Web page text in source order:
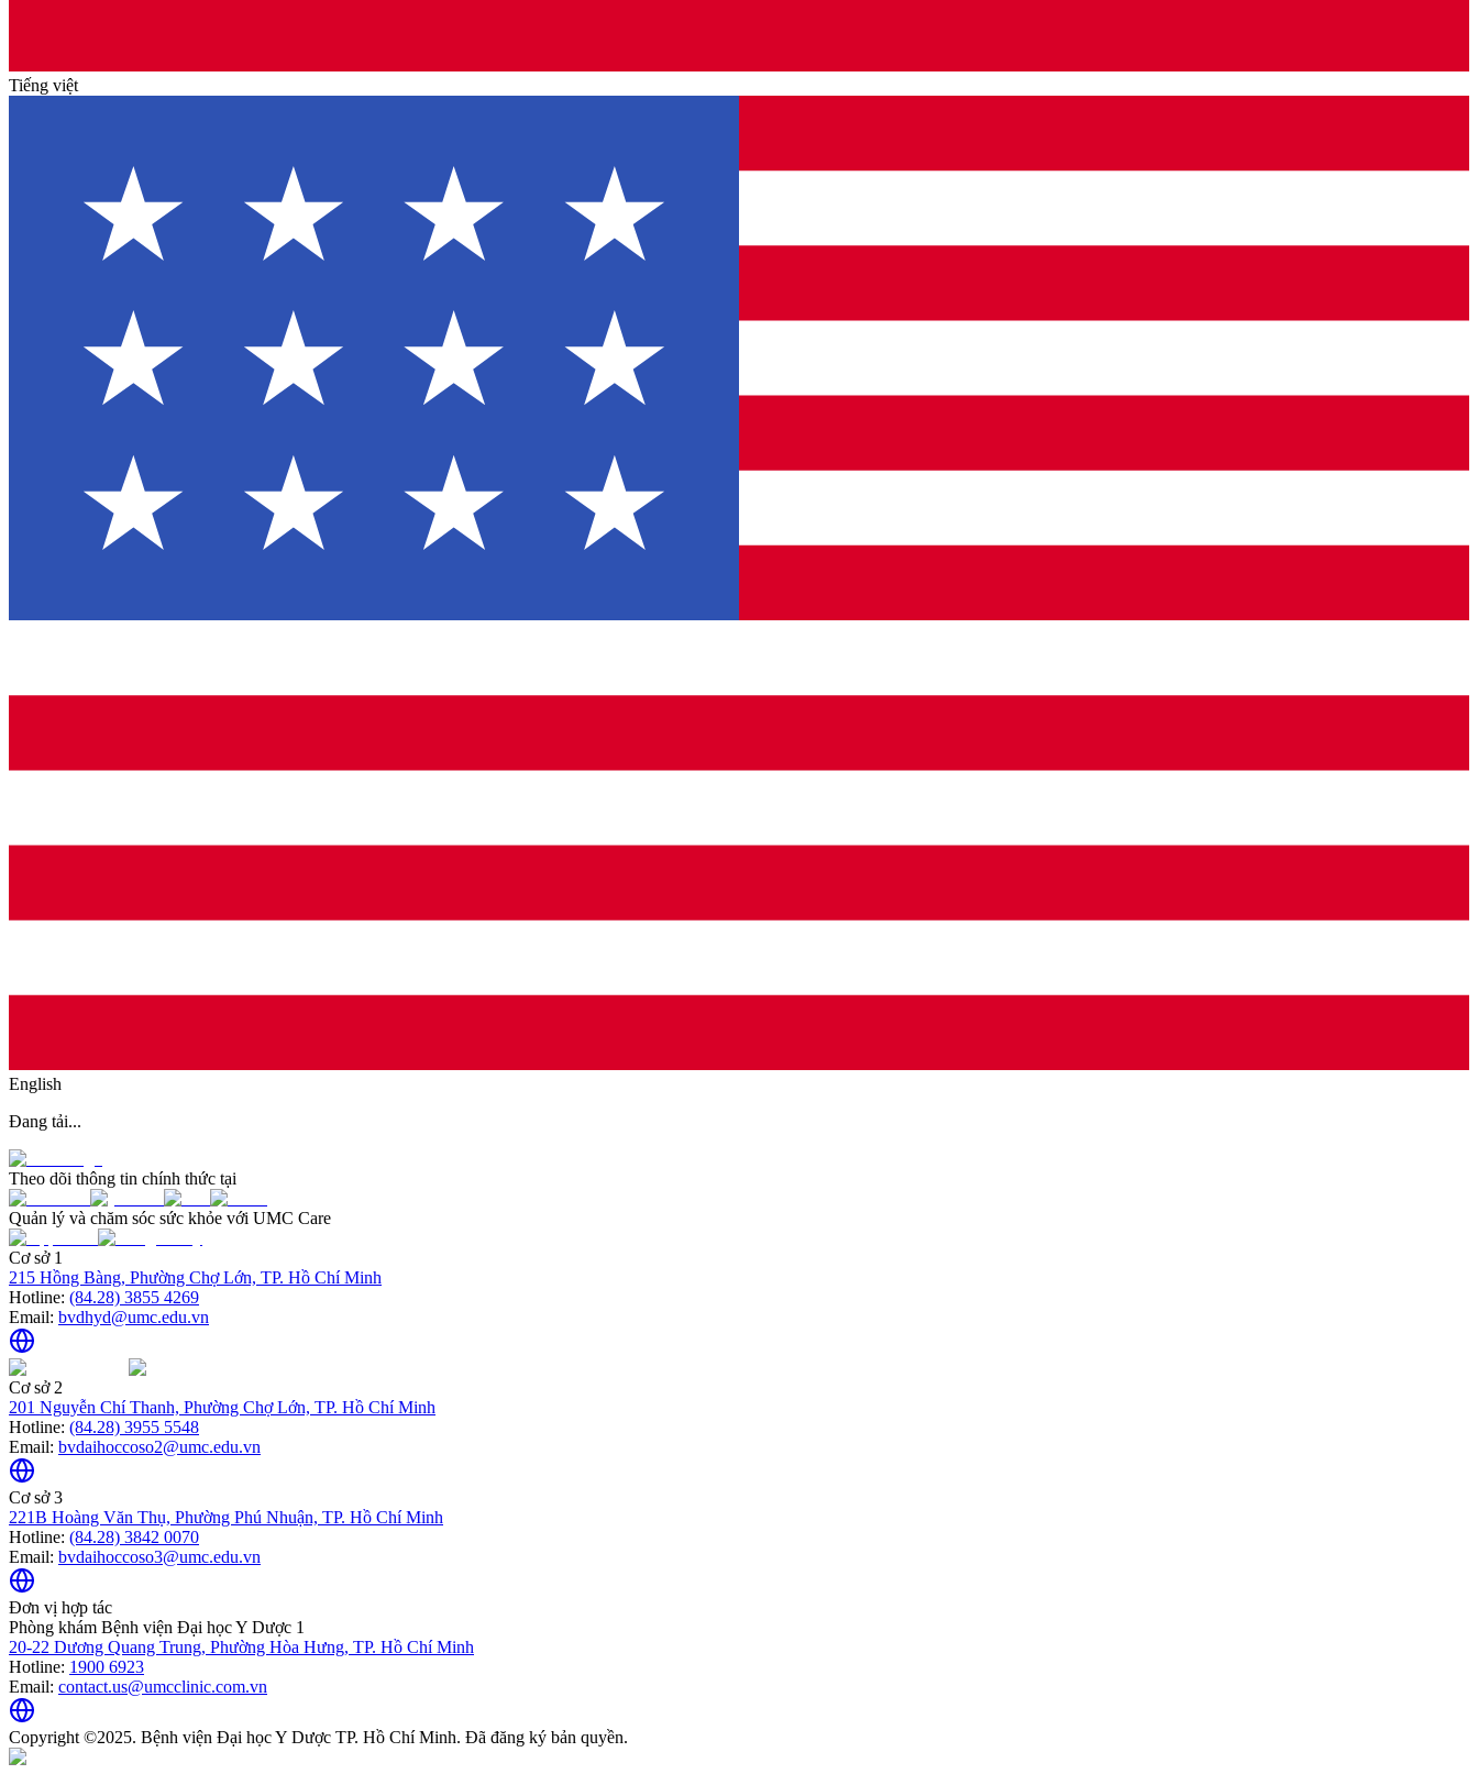
Tiếng việt
English
Đang tải...
Theo dõi thông tin chính thức tại
Quản lý và chăm sóc sức khỏe với UMC Care
Cơ sở 1
215 Hồng Bàng, Phường Chợ Lớn, TP. Hồ Chí Minh
Hotline: (84.28) 3855 4269
Email: bvdhyd@umc.edu.vn
Cơ sở 2
201 Nguyễn Chí Thanh, Phường Chợ Lớn, TP. Hồ Chí Minh
Hotline: (84.28) 3955 5548
Email: bvdaihoccoso2@umc.edu.vn
Cơ sở 3
221B Hoàng Văn Thụ, Phường Phú Nhuận, TP. Hồ Chí Minh
Hotline: (84.28) 3842 0070
Email: bvdaihoccoso3@umc.edu.vn
Đơn vị hợp tác
Phòng khám Bệnh viện Đại học Y Dược 1
20-22 Dương Quang Trung, Phường Hòa Hưng, TP. Hồ Chí Minh
Hotline: 1900 6923
Email: contact.us@umcclinic.com.vn
Copyright ©2025. Bệnh viện Đại học Y Dược TP. Hồ Chí Minh. Đã đăng ký bản quyền.